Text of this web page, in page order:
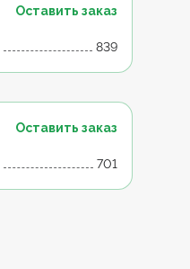
Оставить заказ
839
Оставить заказ
701